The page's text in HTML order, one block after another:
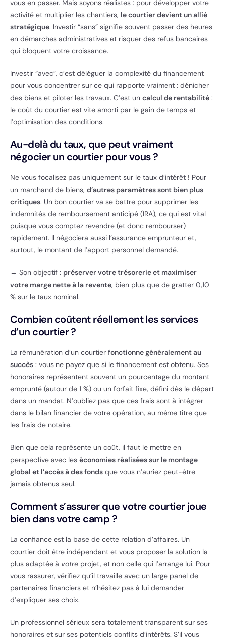
vous en passer. Mais soyons réalistes : pour développer votre
activité et multiplier les chantiers, le courtier devient un allié
stratégique. Investir “sans” signifie souvent passer des heures
en démarches administratives et risquer des refus bancaires
qui bloquent votre croissance.
Investir “avec”, c’est déléguer la complexité du financement
pour vous concentrer sur ce qui rapporte vraiment : dénicher
des biens et piloter les travaux. C’est un calcul de rentabilité :
le coût du courtier est vite amorti par le gain de temps et
l’optimisation des conditions.
Au-delà du taux, que peut vraiment
négocier un courtier pour vous ?
Ne vous focalisez pas uniquement sur le taux d’intérêt ! Pour
un marchand de biens, d’autres paramètres sont bien plus
critiques. Un bon courtier va se battre pour supprimer les
indemnités de remboursement anticipé (IRA), ce qui est vital
puisque vous comptez revendre (et donc rembourser)
rapidement. Il négociera aussi l’assurance emprunteur et,
surtout, le montant de l’apport personnel demandé.
→ Son objectif : préserver votre trésorerie et maximiser
votre marge nette à la revente, bien plus que de gratter 0,10
% sur le taux nominal.
Combien coûtent réellement les services
d’un courtier ?
La rémunération d’un courtier fonctionne généralement au
succès : vous ne payez que si le financement est obtenu. Ses
honoraires représentent souvent un pourcentage du montant
emprunté (autour de 1 %) ou un forfait fixe, défini dès le départ
dans un mandat. N’oubliez pas que ces frais sont à intégrer
dans le bilan financier de votre opération, au même titre que
les frais de notaire.
Bien que cela représente un coût, il faut le mettre en
perspective avec les économies réalisées sur le montage
global et l’accès à des fonds que vous n’auriez peut-être
jamais obtenus seul.
Comment s’assurer que votre courtier joue
bien dans votre camp ?
La confiance est la base de cette relation d’affaires. Un
courtier doit être indépendant et vous proposer la solution la
plus adaptée à votre projet, et non celle qui l’arrange lui. Pour
vous rassurer, vérifiez qu’il travaille avec un large panel de
partenaires financiers et n’hésitez pas à lui demander
d’expliquer ses choix.
Un professionnel sérieux sera totalement transparent sur ses
honoraires et sur ses potentiels conflits d’intérêts. S’il vous